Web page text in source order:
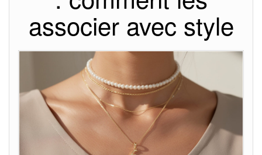
associer avec style